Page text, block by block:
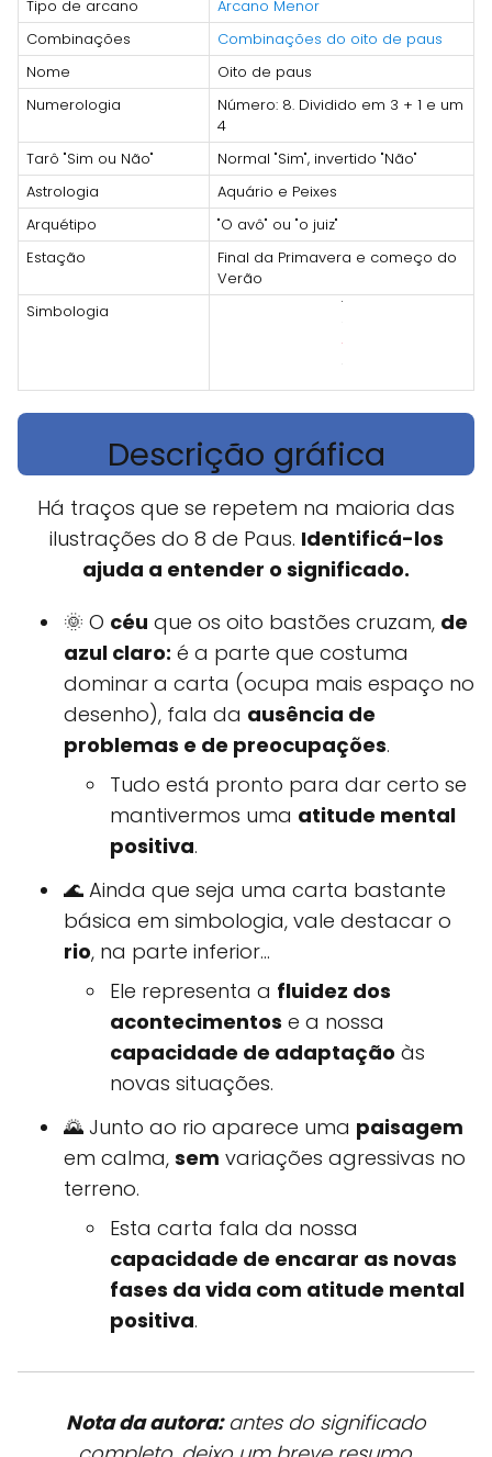
Tipo de arcano
Arcano Menor
Combinações
Combinações do oito de paus
Nome
Oito de paus
Numerologia
Número: 8. Dividido em 3 + 1 e um
4
Tarô "Sim ou Não"
Normal "Sim", invertido "Não"
Astrologia
Aquário e Peixes
Arquétipo
"O avô" ou "o juiz"
Estação
Final da Primavera e começo do
Verão
Simbologia
Descrição gráfica
Há traços que se repetem na maioria das
ilustrações do 8 de Paus. Identificá-los
ajuda a entender o significado.
🌞 O céu que os oito bastões cruzam, de
azul claro: é a parte que costuma
dominar a carta (ocupa mais espaço no
desenho), fala da ausência de
problemas e de preocupações.
Tudo está pronto para dar certo se
mantivermos uma atitude mental
positiva.
🌊 Ainda que seja uma carta bastante
básica em simbologia, vale destacar o
rio, na parte inferior...
Ele representa a fluidez dos
acontecimentos e a nossa
capacidade de adaptação às
novas situações.
🌄 Junto ao rio aparece uma paisagem
em calma, sem variações agressivas no
terreno.
Esta carta fala da nossa
capacidade de encarar as novas
fases da vida com atitude mental
positiva.
Nota da autora:antes do significado